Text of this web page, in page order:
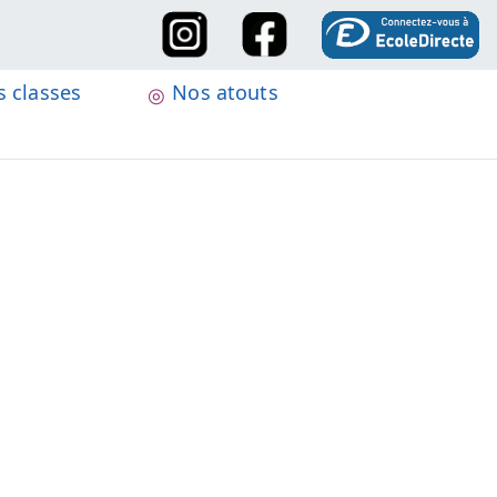
classes
Nos atouts